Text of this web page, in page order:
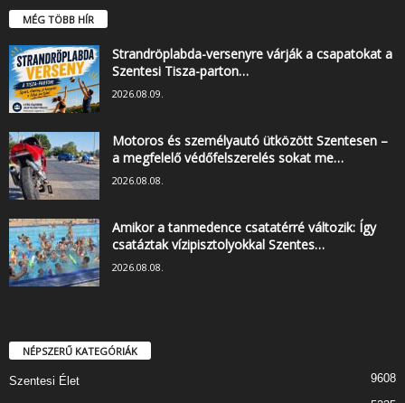
MÉG TÖBB HÍR
Strandröplabda-versenyre várják a csapatokat a
Szentesi Tisza-parton…
2026.08.09.
Motoros és személyautó ütközött Szentesen –
a megfelelő védőfelszerelés sokat me…
2026.08.08.
Amikor a tanmedence csatatérré változik: Így
csatáztak vízipisztolyokkal Szentes…
2026.08.08.
NÉPSZERŰ KATEGÓRIÁK
Szentesi Élet 9608